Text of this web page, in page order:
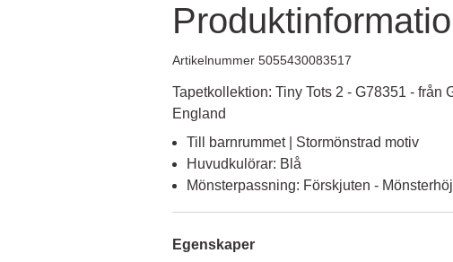
Artikelnummer 5055430083517
Tapetkollektion: Tiny Tots 2 - G78351 - från
England
Till barnrummet | Stormönstrad motiv
Huvudkulörar: Blå
Mönsterpassning: Förskjuten -
Egenskaper